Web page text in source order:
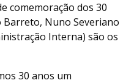
comemoração dos 30
Barreto, Nuno Severiano
Interna) são os
30 anos um